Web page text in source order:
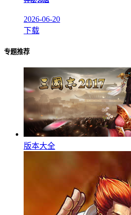
2026-06-20
下载
专题推荐
版本大全